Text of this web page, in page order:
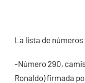
La lista de
-Número 290,
Ronaldo) firmada